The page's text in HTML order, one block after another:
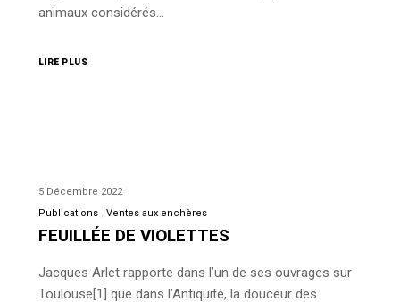
animaux considérés…
LIRE PLUS
5 Décembre 2022
Publications
Ventes aux enchères
FEUILLÉE DE VIOLETTES
Jacques Arlet rapporte dans l’un de ses ouvrages sur
Toulouse[1] que dans l’Antiquité, la douceur des